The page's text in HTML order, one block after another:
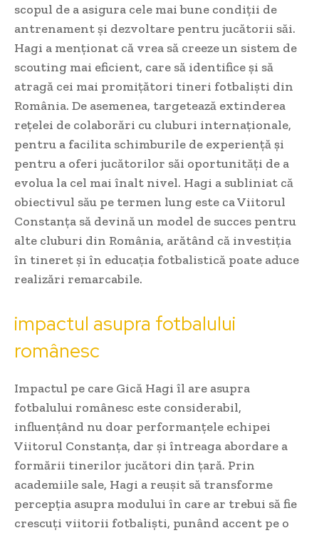
scopul de a asigura cele mai bune condiții de
antrenament și dezvoltare pentru jucătorii săi.
Hagi a menționat că vrea să creeze un sistem de
scouting mai eficient, care să identifice și să
atragă cei mai promițători tineri fotbaliști din
România. De asemenea, targetează extinderea
rețelei de colaborări cu cluburi internaționale,
pentru a facilita schimburile de experiență și
pentru a oferi jucătorilor săi oportunități de a
evolua la cel mai înalt nivel. Hagi a subliniat că
obiectivul său pe termen lung este ca Viitorul
Constanța să devină un model de succes pentru
alte cluburi din România, arătând că investiția
în tineret și în educația fotbalistică poate aduce
realizări remarcabile.
impactul asupra fotbalului
românesc
Impactul pe care Gică Hagi îl are asupra
fotbalului românesc este considerabil,
influențând nu doar performanțele echipei
Viitorul Constanța, dar și întreaga abordare a
formării tinerilor jucători din țară. Prin
academiile sale, Hagi a reușit să transforme
percepția asupra modului în care ar trebui să fie
crescuți viitorii fotbaliști, punând accent pe o